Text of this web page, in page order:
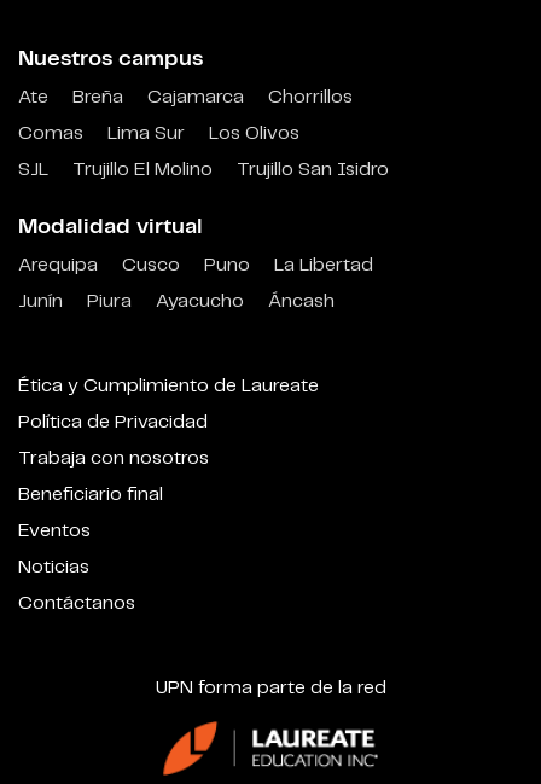
Nuestros campus
Ate Breña Cajamarca
Chorrillos
Comas
Lima Sur
Los Olivos
SJL
Trujillo El Molino Trujillo San Isidro
Modalidad virtual
Arequipa Cusco Puno
La Libertad
Junín
Piura Ayacucho Áncash
Ética y Cumplimiento de Laureate
Política de Privacidad
Trabaja con nosotros
Beneficiario final
Eventos
Noticias
Contáctanos
UPN forma parte de la red